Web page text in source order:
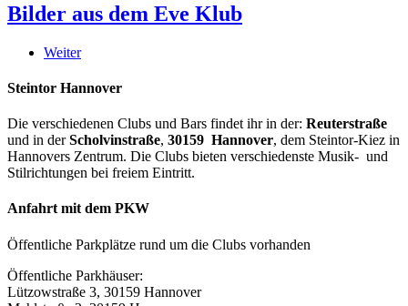
Bilder aus dem Eve Klub
Weiter
Steintor Hannover
Die verschiedenen Clubs und Bars findet ihr in der: Reuterstraße
und in derScholvinstraße, 30159 Hannover, dem Steintor-Kiez in
Hannovers Zentrum. Die Clubs bieten verschiedenste Musik- und
Stilrichtungen bei freiem Eintritt.
Anfahrt mit dem PKW
Öffentliche Parkplätze rund um die Clubs vorhanden
Öffentliche Parkhäuser:
Lützowstraße 3, 30159 Hannover